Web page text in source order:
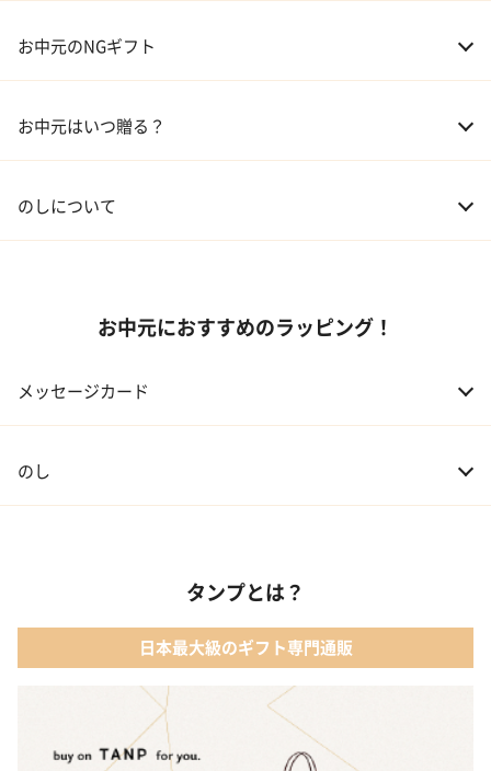
02 兄弟、姉妹 3,000～5,000円
04 会社の上司 5,000円程度
お中元のNGギフト
お中元はいつ贈る？
のしについて
お中元におすすめのラッピング！
メッセージカード
のし
タンプとは？
日本最大級のギフト専門通販